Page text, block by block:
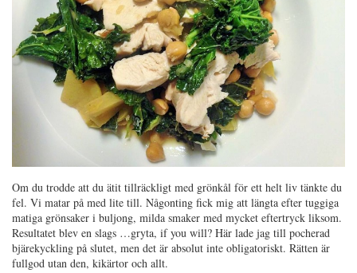
Om du trodde att du ätit tillräckligt med grönkål för ett helt liv tänkte du
fel. Vi matar på med lite till. Någonting fick mig att längta efter tuggiga
matiga grönsaker i buljong, milda smaker med mycket eftertryck liksom.
Resultatet blev en slags …gryta, if you will? Här lade jag till pocherad
bjärekyckling på slutet, men det är absolut inte obligatoriskt. Rätten är
fullgod utan den, kikärtor och allt.